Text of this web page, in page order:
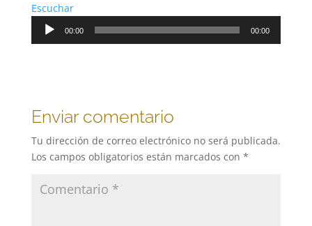
Escuchar
Reproductor
00:00 00:00
Enviar comentario
Tu dirección de correo electrónico no será publicada.
Los campos obligatorios están marcados con *